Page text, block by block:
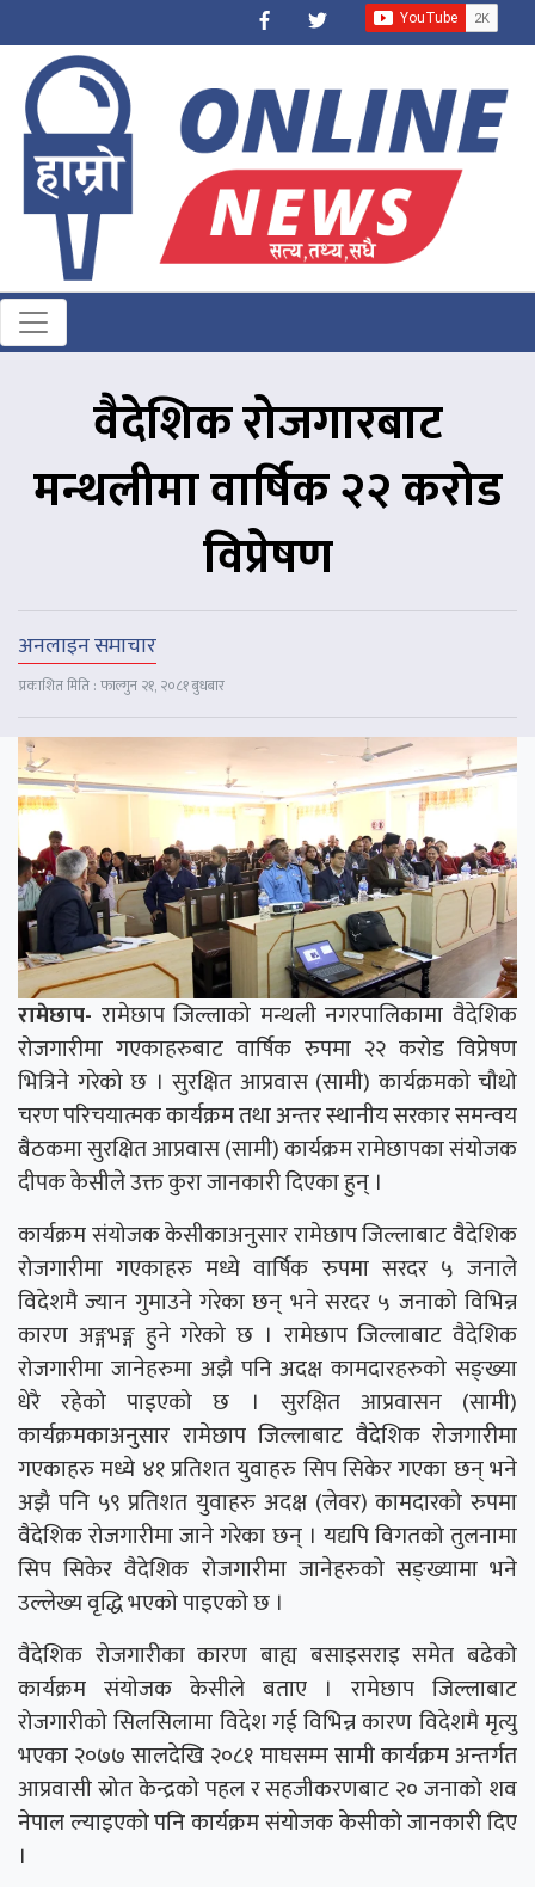
वैदेशिक रोजगारबाट
मन्थलीमा वार्षिक २२ करोड
विप्रेषण
अनलाइन समाचार
प्रकाशित मिति : फाल्गुन २१, २०८१ बुधबार
रामेछाप- रामेछाप जिल्लाको मन्थली नगरपालिकामा वैदेशिक
रोजगारीमा गएकाहरुबाट वार्षिक रुपमा २२ करोड विप्रेषण
भित्रिने गरेको छ । सुरक्षित आप्रवास (सामी) कार्यक्रमको चौथो
चरण परिचयात्मक कार्यक्रम तथा अन्तर स्थानीय सरकार समन्वय
बैठकमा सुरक्षित आप्रवास (सामी) कार्यक्रम रामेछापका संयोजक
दीपक केसीले उक्त कुरा जानकारी दिएका हुन् ।
कार्यक्रम संयोजक केसीकाअनुसार रामेछाप जिल्लाबाट वैदेशिक
रोजगारीमा गएकाहरु मध्ये वार्षिक रुपमा सरदर ५ जनाले
विदेशमै ज्यान गुमाउने गरेका छन् भने सरदर ५ जनाको विभिन्न
कारण अङ्गभङ्ग हुने गरेको छ । रामेछाप जिल्लाबाट वैदेशिक
रोजगारीमा जानेहरुमा अझै पनि अदक्ष कामदारहरुको सङ्ख्या
धेरै रहेको पाइएको छ । सुरक्षित आप्रवासन (सामी)
कार्यक्रमकाअनुसार रामेछाप जिल्लाबाट वैदेशिक रोजगारीमा
गएकाहरु मध्ये ४१ प्रतिशत युवाहरु सिप सिकेर गएका छन् भने
अझै पनि ५९ प्रतिशत युवाहरु अदक्ष (लेवर) कामदारको रुपमा
वैदेशिक रोजगारीमा जाने गरेका छन् । यद्यपि विगतको तुलनामा
सिप सिकेर वैदेशिक रोजगारीमा जानेहरुको सङ्ख्यामा भने
उल्लेख्य वृद्धि भएको पाइएको छ ।
वैदेशिक रोजगारीका कारण बाह्य बसाइसराइ समेत बढेको
कार्यक्रम संयोजक केसीले बताए । रामेछाप जिल्लाबाट
रोजगारीको सिलसिलामा विदेश गई विभिन्न कारण विदेशमै मृत्यु
भएका २०७७ सालदेखि २०८१ माघसम्म सामी कार्यक्रम अन्तर्गत
आप्रवासी स्रोत केन्द्रको पहल र सहजीकरणबाट २० जनाको शव
नेपाल ल्याइएको पनि कार्यक्रम संयोजक केसीको जानकारी दिए
।